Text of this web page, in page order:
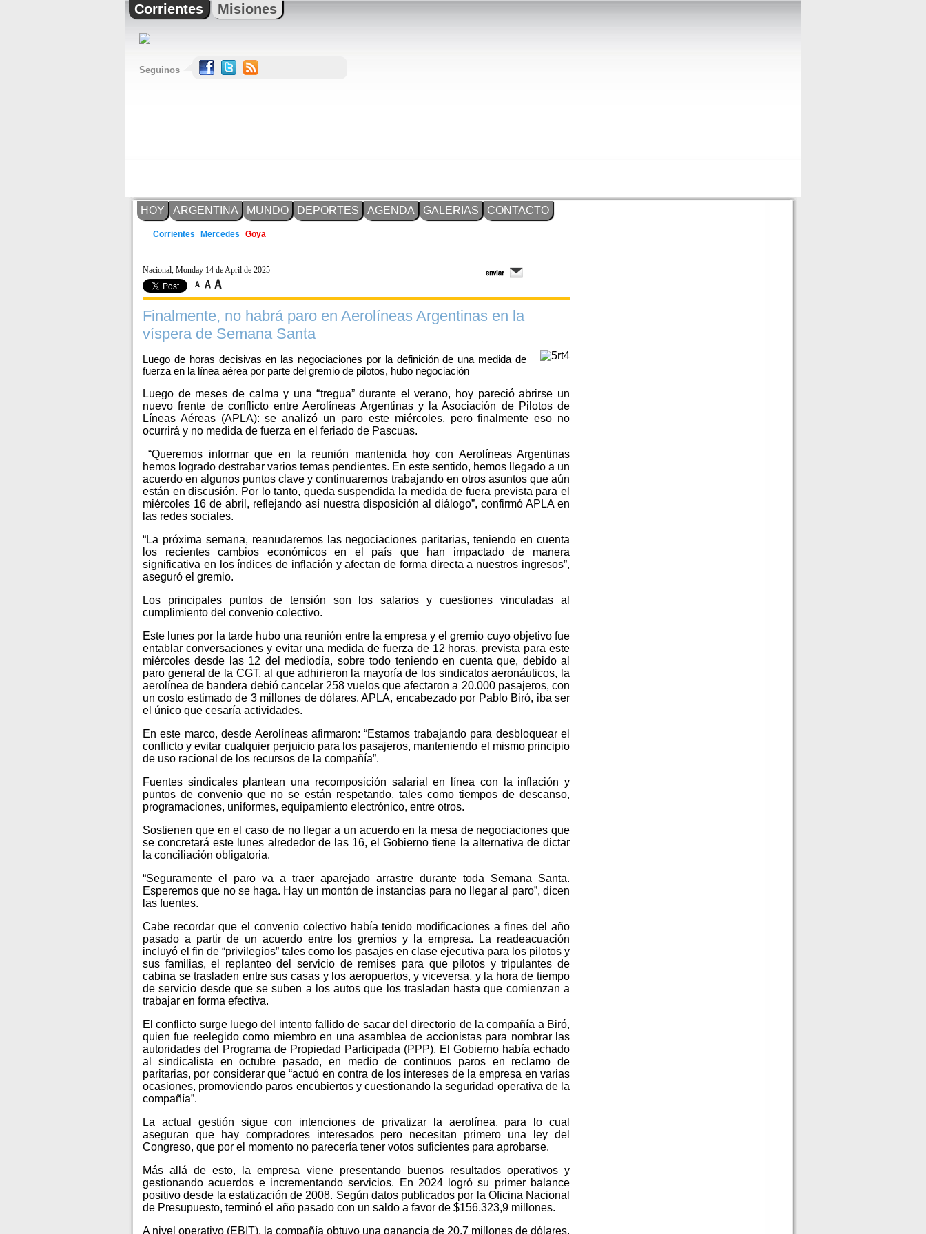
Corrientes Misiones
Seguinos
HOY ARGENTINA MUNDO DEPORTES AGENDA GALERIAS CONTACTO
Corrientes Mercedes Goya
Nacional, Monday 14 de April de 2025
Finalmente, no habrá paro en Aerolíneas Argentinas en la
víspera de Semana Santa
Luego de horas decisivas en las negociaciones por la definición de una medida de
fuerza en la línea aérea por parte del gremio de pilotos, hubo negociación
Luego de meses de calma y una “tregua” durante el verano, hoy pareció abrirse un
nuevo frente de conflicto entre Aerolíneas Argentinas y la Asociación de Pilotos de
Líneas Aéreas (APLA): se analizó un paro este miércoles, pero finalmente eso no
ocurrirá y no medida de fuerza en el feriado de Pascuas.
“Queremos informar que en la reunión mantenida hoy con Aerolíneas Argentinas
hemos logrado destrabar varios temas pendientes. En este sentido, hemos llegado a un
acuerdo en algunos puntos clave y continuaremos trabajando en otros asuntos que aún
están en discusión. Por lo tanto, queda suspendida la medida de fuera prevista para el
miércoles 16 de abril, reflejando así nuestra disposición al diálogo”, confirmó APLA en
las redes sociales.
“La próxima semana, reanudaremos las negociaciones paritarias, teniendo en cuenta
los recientes cambios económicos en el país que han impactado de manera
significativa en los índices de inflación y afectan de forma directa a nuestros ingresos”,
aseguró el gremio.
Los principales puntos de tensión son los salarios y cuestiones vinculadas al
cumplimiento del convenio colectivo.
Este lunes por la tarde hubo una reunión entre la empresa y el gremio cuyo objetivo fue
entablar conversaciones y evitar una medida de fuerza de 12 horas, prevista para este
miércoles desde las 12 del mediodía, sobre todo teniendo en cuenta que, debido al
paro general de la CGT, al que adhirieron la mayoría de los sindicatos aeronáuticos, la
aerolínea de bandera debió cancelar 258 vuelos que afectaron a 20.000 pasajeros, con
un costo estimado de 3 millones de dólares. APLA, encabezado por Pablo Biró, iba ser
el único que cesaría actividades.
En este marco, desde Aerolíneas afirmaron: “Estamos trabajando para desbloquear el
conflicto y evitar cualquier perjuicio para los pasajeros, manteniendo el mismo principio
de uso racional de los recursos de la compañía”.
Fuentes sindicales plantean una recomposición salarial en línea con la inflación y
puntos de convenio que no se están respetando, tales como tiempos de descanso,
programaciones, uniformes, equipamiento electrónico, entre otros.
Sostienen que en el caso de no llegar a un acuerdo en la mesa de negociaciones que
se concretará este lunes alrededor de las 16, el Gobierno tiene la alternativa de dictar
la conciliación obligatoria.
“Seguramente el paro va a traer aparejado arrastre durante toda Semana Santa.
Esperemos que no se haga. Hay un montón de instancias para no llegar al paro”, dicen
las fuentes.
Cabe recordar que el convenio colectivo había tenido modificaciones a fines del año
pasado a partir de un acuerdo entre los gremios y la empresa. La readeacuación
incluyó el fin de “privilegios” tales como los pasajes en clase ejecutiva para los pilotos y
sus familias, el replanteo del servicio de remises para que pilotos y tripulantes de
cabina se trasladen entre sus casas y los aeropuertos, y viceversa, y la hora de tiempo
de servicio desde que se suben a los autos que los trasladan hasta que comienzan a
trabajar en forma efectiva.
El conflicto surge luego del intento fallido de sacar del directorio de la compañía a Biró,
quien fue reelegido como miembro en una asamblea de accionistas para nombrar las
autoridades del Programa de Propiedad Participada (PPP). El Gobierno había echado
al sindicalista en octubre pasado, en medio de continuos paros en reclamo de
paritarias, por considerar que “actuó en contra de los intereses de la empresa en varias
ocasiones, promoviendo paros encubiertos y cuestionando la seguridad operativa de la
compañía”.
La actual gestión sigue con intenciones de privatizar la aerolínea, para lo cual
aseguran que hay compradores interesados pero necesitan primero una ley del
Congreso, que por el momento no parecería tener votos suficientes para aprobarse.
Más allá de esto, la empresa viene presentando buenos resultados operativos y
gestionando acuerdos e incrementando servicios. En 2024 logró su primer balance
positivo desde la estatización de 2008. Según datos publicados por la Oficina Nacional
de Presupuesto, terminó el año pasado con un saldo a favor de $156.323,9 millones.
A nivel operativo (EBIT), la compañía obtuvo una ganancia de 20,7 millones de dólares.